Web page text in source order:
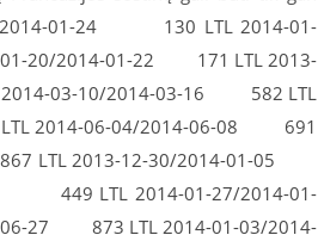
2014-01-24 130 LTL 2014-01-
20/2014-01-22 171 LTL 2013-
2014-03-10/2014-03-16 582 LTL
2014-06-04/2014-06-08 691
LTL 2013-12-30/2014-01-05
15 449 LTL 2014-01-27/2014-01-
27 873 LTL 2014-01-03/2014-